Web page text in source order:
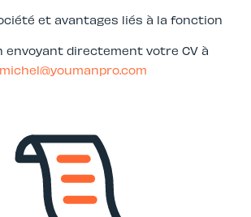
et avantages liés à la fonction
envoyant directement votre CV à